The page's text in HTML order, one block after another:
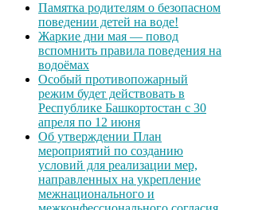
Памятка родителям о безопасном
поведении детей на воде!
Жаркие дни мая — повод
вспомнить правила поведения на
водоёмах
Особый противопожарный
режим будет действовать в
Республике Башкортостан с 30
апреля по 12 июня
Об утверждении План
мероприятий по созданию
условий для реализации мер,
направленных на укрепление
межнационального и